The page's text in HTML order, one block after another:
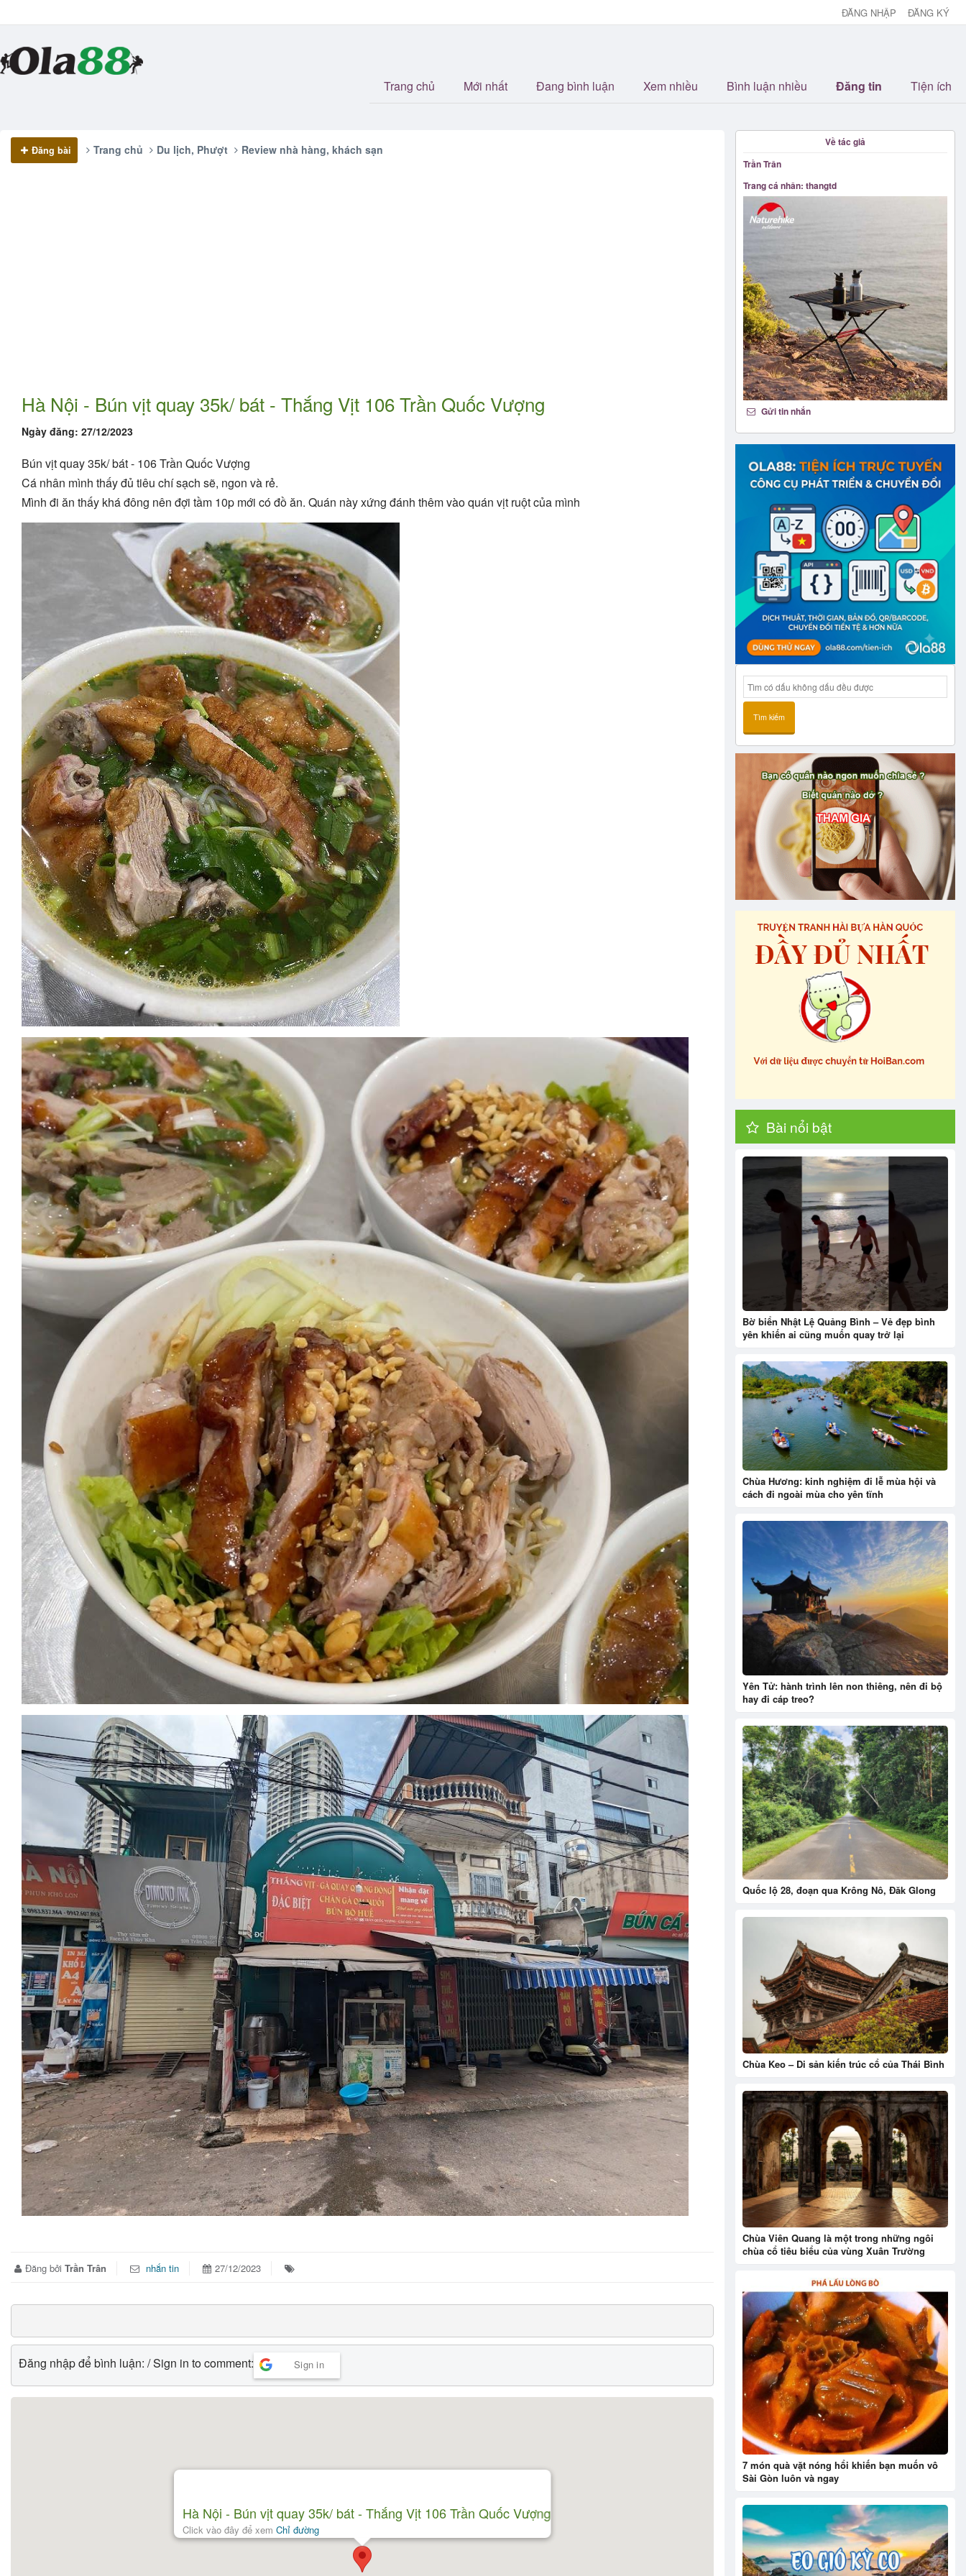
ĐĂNG NHẬP ĐĂNG KÝ
Trang chủ Mới nhất Đang bình luận Xem nhiều Bình luận nhiều Đăng tin Tiện ích
Đăng bài Trang chủ Du lịch, Phượt Review nhà hàng, khách sạn
Hà Nội - Bún vịt quay 35k/ bát - Thắng Vịt 106 Trần Quốc Vượng
Ngày đăng: 27/12/2023
Bún vịt quay 35k/ bát - 106 Trần Quốc Vượng
Cá nhân mình thấy đủ tiêu chí sạch sẽ, ngon và rẻ.
Mình đi ăn thấy khá đông nên đợi tầm 10p mới có đồ ăn. Quán này xứng đánh thêm vào quán vịt ruột của mình
Đăng bởi Trần Trân nhắn tin 27/12/2023
Đăng nhập để bình luận: / Sign in to comment: Sign in
Hà Nội - Bún vịt quay 35k/ bát - Thắng Vịt 106 Trần Quốc Vượng
Click vào đây để xem Chỉ đường
Về tác giả
Trần Trân
Trang cá nhân: thangtd
Gửi tin nhắn
Tìm kiếm
Bài nổi bật
Bờ biển Nhật Lệ Quảng Bình – Vẻ đẹp bình
yên khiến ai cũng muốn quay trở lại
Chùa Hương: kinh nghiệm đi lễ mùa hội và
cách đi ngoài mùa cho yên tĩnh
Yên Tử: hành trình lên non thiêng, nên đi bộ
hay đi cáp treo?
Quốc lộ 28, đoạn qua Krông Nô, Đăk Glong
Chùa Keo – Di sản kiến trúc cổ của Thái Bình
Chùa Viên Quang là một trong những ngôi
chùa cổ tiêu biểu của vùng Xuân Trường
7 món quà vặt nóng hổi khiến bạn muốn vô
Sài Gòn luôn và ngay